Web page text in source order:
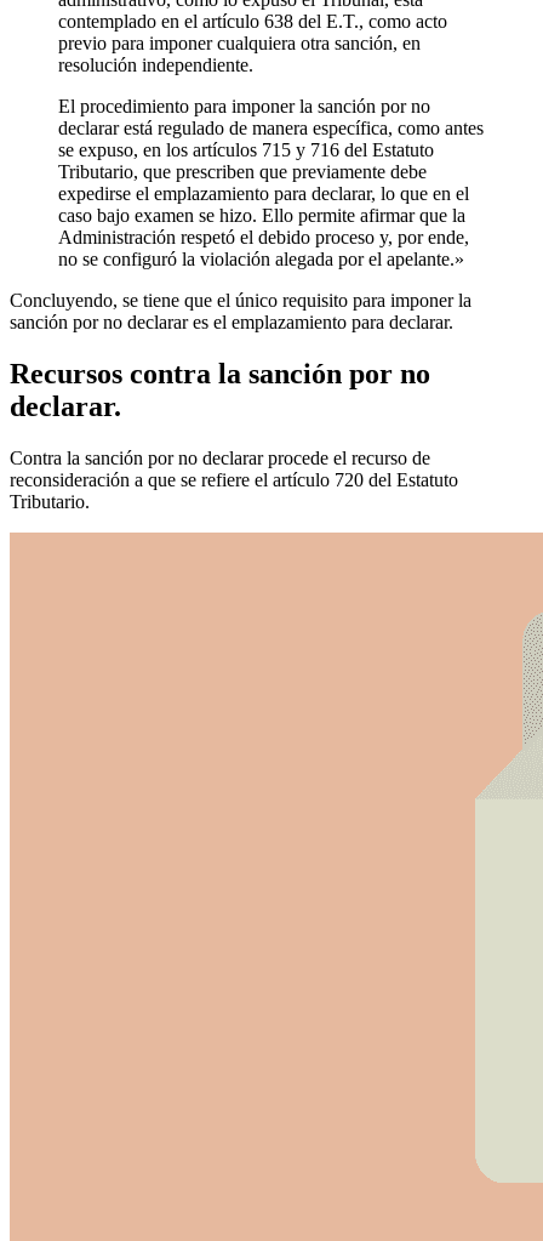
contemplado en el artículo 638 del E.T., como acto
previo para imponer cualquiera otra sanción, en
resolución independiente.
El procedimiento para imponer la sanción por no
declarar está regulado de manera específica, como antes
se expuso, en los artículos 715 y 716 del Estatuto
Tributario, que prescriben que previamente debe
expedirse el emplazamiento para declarar, lo que en el
caso bajo examen se hizo. Ello permite afirmar que la
Administración respetó el debido proceso y, por ende,
no se configuró la violación alegada por el apelante.»
Concluyendo, se tiene que el único requisito para imponer la
sanción por no declarar es el emplazamiento para declarar.
Recursos contra la sanción por no
declarar.
Contra la sanción por no declarar procede el recurso de
reconsideración a que se refiere el artículo 720 del Estatuto
Tributario.